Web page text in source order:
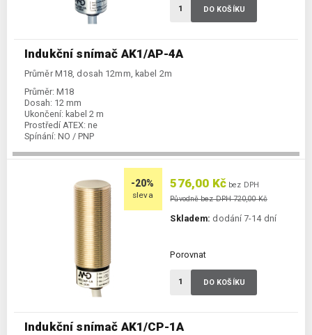
Indukční snímač AK1/AP-4A
Průměr M18, dosah 12mm, kabel 2m
Průměr: M18
Dosah: 12 mm
Ukončení: kabel 2 m
Prostředí ATEX: ne
Spínání: NO / PNP
DO KOŠÍKU
-20%
sleva
Indukční snímač AK1/CP-1A
576,00 Kč bez DPH
Původně bez DPH 720,00 Kč
Skladem: dodání 7-14 dní
Porovnat
DO KOŠÍKU